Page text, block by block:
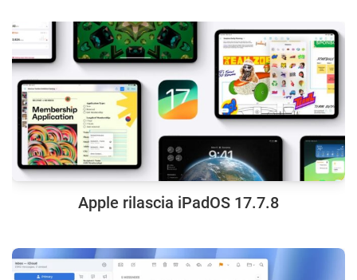
Apple rilascia iPadOS 17.7.8